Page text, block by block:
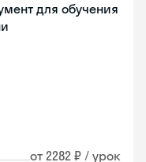
для обучения
от 2282 ₽ / урок